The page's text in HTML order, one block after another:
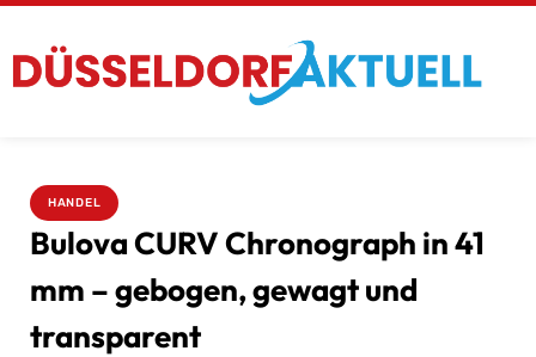
HANDEL
Bulova CURV Chronograph in 41
mm – gebogen, gewagt und
transparent